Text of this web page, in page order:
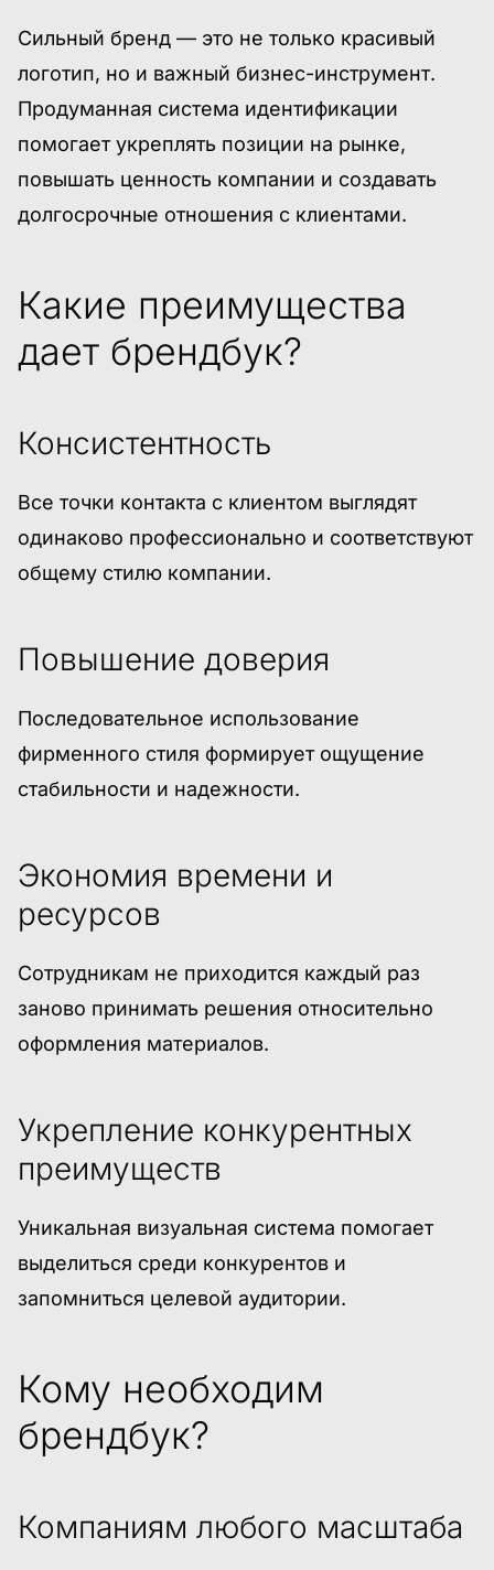
Сильный бренд — это не только красивый
логотип, но и важный бизнес-инструмент.
Продуманная система идентификации
помогает укреплять позиции на рынке,
повышать ценность компании и создавать
долгосрочные отношения с клиентами.
Какие преимущества
дает брендбук?
Консистентность
Все точки контакта с клиентом выглядят
одинаково профессионально и соответствуют
общему стилю компании.
Повышение доверия
Последовательное использование
фирменного стиля формирует ощущение
стабильности и надежности.
Экономия времени и
ресурсов
Сотрудникам не приходится каждый раз
заново принимать решения относительно
оформления материалов.
Укрепление конкурентных
преимуществ
Уникальная визуальная система помогает
выделиться среди конкурентов и
запомниться целевой аудитории.
Кому необходим
брендбук?
Компаниям любого масштаба